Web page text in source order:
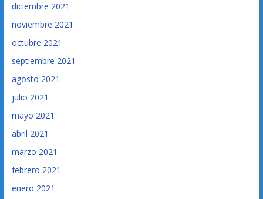
diciembre 2021
noviembre 2021
octubre 2021
septiembre 2021
agosto 2021
julio 2021
mayo 2021
abril 2021
marzo 2021
febrero 2021
enero 2021